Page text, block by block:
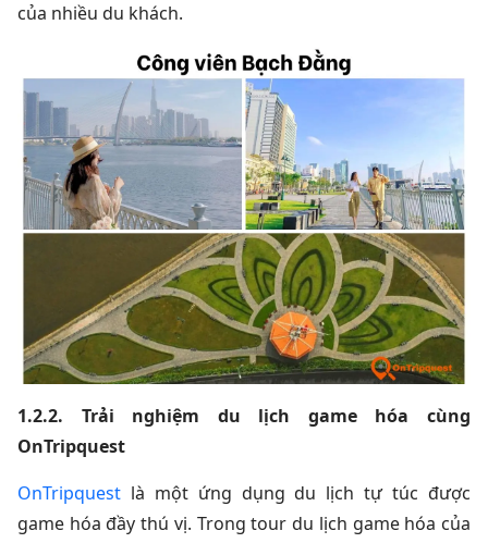
của nhiều du khách.
1.2.2. Trải nghiệm du lịch game hóa cùng
OnTripquest
OnTripquest là một ứng dụng du lịch tự túc được
game hóa đầy thú vị. Trong tour du lịch game hóa của